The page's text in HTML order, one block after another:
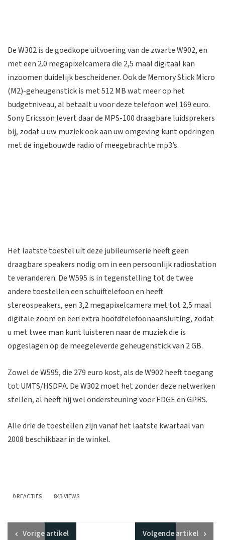
De W302 is de goedkope uitvoering van de zwarte W902, en
met een 2.0 megapixelcamera die 2,5 maal digitaal kan
inzoomen duidelijk bescheidener. Ook de Memory Stick Micro
(M2)-geheugenstick is met 512 MB wat meer op het
budgetniveau, al betaalt u voor deze telefoon wel 169 euro.
Sony Ericsson levert daar de MPS-100 draagbare luidsprekers
bij, zodat u uw muziek ook aan uw omgeving kunt opdringen
met de ingebouwde radio of meegebrachte mp3’s.
Het laatste toestel uit deze jubileumserie heeft geen
draagbare speakers nodig om in een persoonlijk radiostation
te veranderen. De W595 is in tegenstelling tot de twee
andere toestellen een schuiftelefoon en heeft
stereospeakers, een 3,2 megapixelcamera met tot 2,5 maal
digitale zoom en een extra hoofdtelefoonaansluiting, zodat
u met twee man kunt luisteren naar de muziek die is
opgeslagen op de meegeleverde geheugenstick van 2 GB.
Zowel de W595, die 279 euro kost, als de W902 heeft toegang
tot UMTS/HSDPA. De W302 moet het zonder deze netwerken
stellen, al heeft hij wel ondersteuning voor EDGE en GPRS.
Alle drie de toestellen zijn vanaf het laatste kwartaal van
2008 beschikbaar in de winkel.
0 REACTIES 843 VIEWS
Vorigeartikel Volgendeartikel